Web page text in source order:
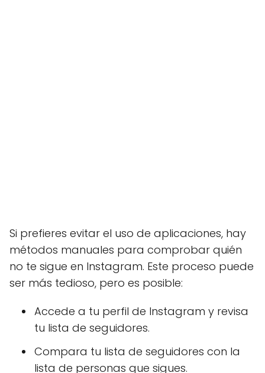
Si prefieres evitar el uso de aplicaciones, hay
métodos manuales para comprobar quién
no te sigue en Instagram. Este proceso puede
ser más tedioso, pero es posible:
Accede a tu perfil de Instagram y revisa
tu lista de seguidores.
Compara tu lista de seguidores con la
lista de personas que sigues.